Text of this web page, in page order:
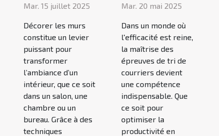
Mar. 15 juillet 2025
Décorer les murs
constitue un levier
puissant pour
transformer
l’ambiance d’un
intérieur, que ce soit
dans un salon, une
chambre ou un
bureau. Grâce à des
techniques
Mar. 20 mai 2025
Dans un monde où
l'efficacité est reine,
la maîtrise des
épreuves de tri de
courriers devient
une compétence
indispensable. Que
ce soit pour
optimiser la
productivité en